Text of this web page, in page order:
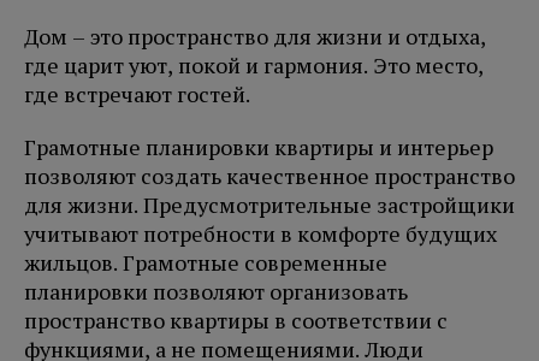
Дом – это пространство для жизни и отдыха,
где царит уют, покой и гармония. Это место,
где встречают гостей.
Грамотные планировки квартиры и интерьер
позволяют создать качественное пространство
для жизни. Предусмотрительные застройщики
учитывают потребности в комфорте будущих
жильцов. Грамотные современные
планировки позволяют организовать
пространство квартиры в соответствии с
функциями, а не помещениями. Люди